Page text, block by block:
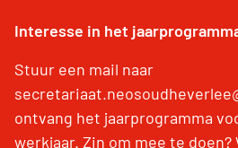
Interesse in het
Stuur een mail naar
ontvang het jaarprogramma
werkjaar. Zin om mee te